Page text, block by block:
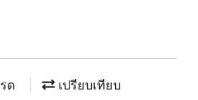
ด เปรียบเทียบ